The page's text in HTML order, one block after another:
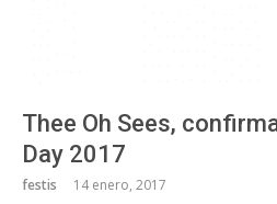
Thee Oh Sees,
Day 2017
festis 14 enero, 2017